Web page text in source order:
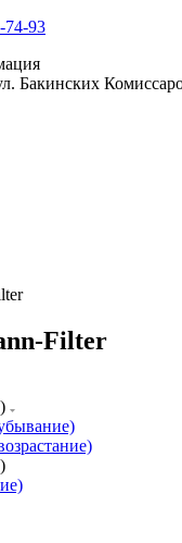
74-93
Бакинских
Filter